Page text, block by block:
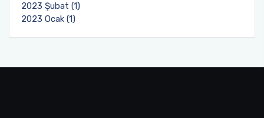
2023 Şubat (1)
2023 Ocak (1)